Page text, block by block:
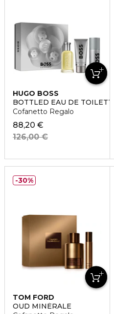
HUGO BOSS
BOTTLED EAU DE TOILETTE
Cofanetto Regalo
88,20 €
126,00 €
TOM FORD
OUD MINÉRALE
30%